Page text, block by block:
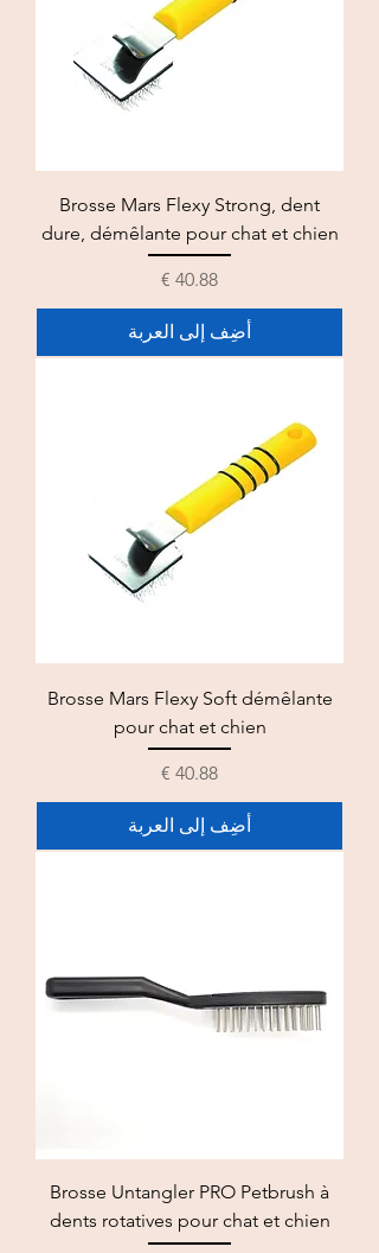
Brosse Mars Flexy Strong, dent
dure, démêlante pour chat et chien
السعر
أضِف إلى العربة
Brosse Mars Flexy Soft démêlante
pour chat et chien
السعر
أضِف إلى العربة
Brosse Untangler PRO Petbrush à
dents rotatives pour chat et chien